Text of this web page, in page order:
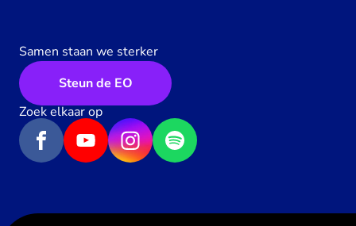
Samen staan we sterker
Steun de EO
Zoek elkaar op